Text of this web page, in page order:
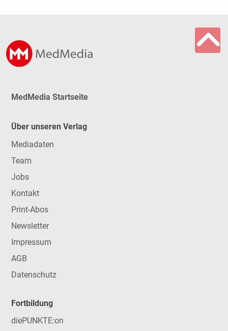
MedMedia Startseite
Über unseren Verlag
Mediadaten
Team
Jobs
Kontakt
Print-Abos
Newsletter
Impressum
AGB
Datenschutz
Fortbildung
diePUNKTE:on